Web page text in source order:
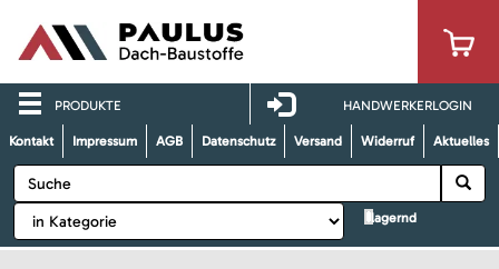
PRODUKTE HANDWERKERLOGIN
Kontakt Impressum AGB Datenschutz Versand Widerruf Aktuelles
lagernd